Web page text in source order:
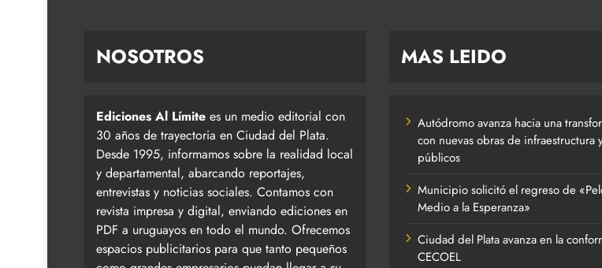
NOSOTROS
Ediciones Al Límite es un medio editorial con
30 años de trayectoria en Ciudad del Plata.
Desde 1995, informamos sobre la realidad local
y departamental, abarcando reportajes,
entrevistas y noticias sociales. Contamos con
revista impresa y digital, enviando ediciones en
PDF a uruguayos en todo el mundo. Ofrecemos
espacios publicitarios para que tanto pequeños
MAS LEIDO
Autódromo avanza hacia una
con nuevas obras de infraestructura
públicos
Municipio solicitó el regreso de
Medio a la Esperanza»
Ciudad del Plata avanza en la
CECOEL